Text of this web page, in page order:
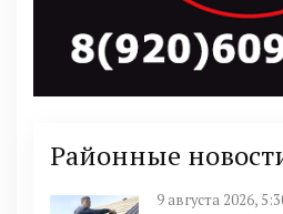
Районные
9 августа 2026,